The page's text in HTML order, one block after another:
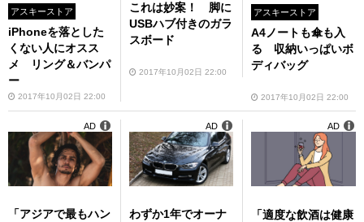
アスキーストア
iPhoneを落とした
くない人にオスス
メ リング＆バンパ
ー
2017年10月02日 22:00
これは妙案！ 脚に
USBハブ付きのガラ
スボード
2017年10月02日 22:00
アスキーストア
A4ノートも傘も入
る 収納いっぱいボ
ディバッグ
2017年10月02日 22:00
「アジアで最もハン
AD
わずか1年でオーナ
AD
「適度な飲酒は健康
AD